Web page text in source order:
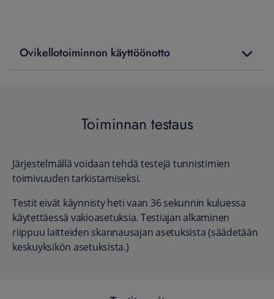
Ovikellotoiminnon käyttöönotto
Toiminnan testaus
Järjestelmällä voidaan tehdä testejä tunnistimien
toimivuuden tarkistamiseksi.
Testit eivät käynnisty heti vaan 36 sekunnin kuluessa
käytettäessä vakioasetuksia. Testiajan alkaminen
riippuu laitteiden skannausajan asetuksista (säädetään
keskuyksikön asetuksista.)